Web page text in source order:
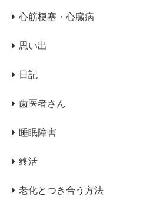
心筋梗塞・心臓病
思い出
日記
歯医者さん
睡眠障害
終活
老化とつき合う方法